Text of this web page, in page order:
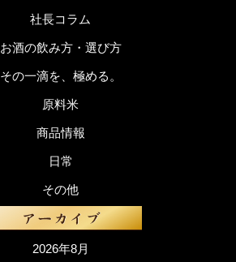
社長コラム
お酒の飲み方・選び方
その一滴を、極める。
原料米
商品情報
日常
その他
2026年8月